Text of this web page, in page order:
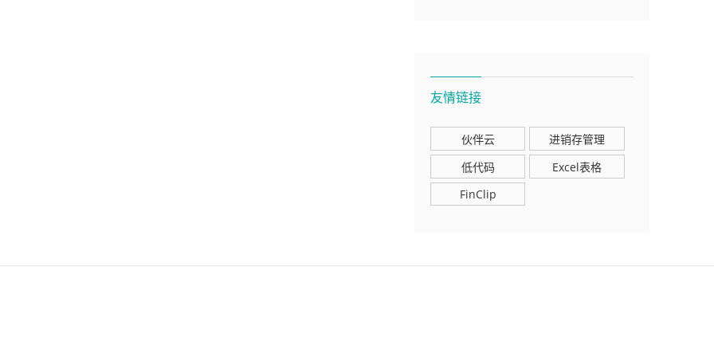
友情链接
伙伴云
进销存管理
低代码
Excel表格
FinClip